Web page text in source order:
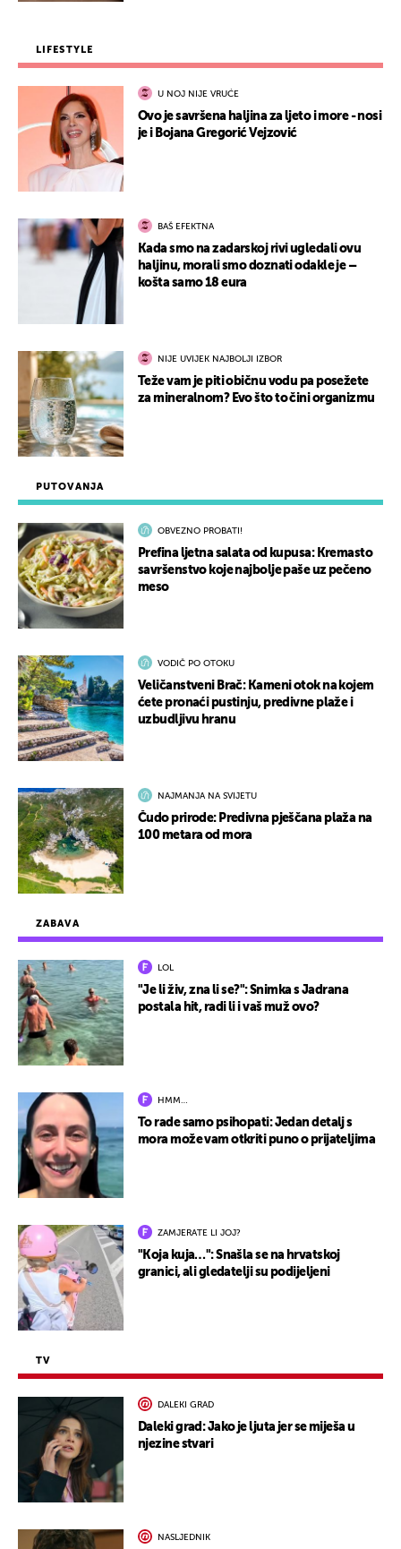
ZABAVA
LOL
"Je li živ, zna li se?": Snimka s Jadrana
postala hit, radi li i vaš muž ovo?
HMM…
To rade samo psihopati: Jedan detalj s
mora može vam otkriti puno o prijateljima
ZAMJERATE LI JOJ?
"Koja kuja…": Snašla se na hrvatskoj
granici, ali gledatelji su podijeljeni
TV
DALEKI GRAD
Daleki grad: Jako je ljuta jer se miješa u
njezine stvari
NASLJEDNIK
PUTOVANJA
OBVEZNO PROBATI!
Prefina ljetna salata od kupusa: Kremasto
savršenstvo koje najbolje paše uz pečeno
meso
VODIČ PO OTOKU
Veličanstveni Brač: Kameni otok na kojem
ćete pronaći pustinju, predivne plaže i
uzbudljivu hranu
NAJMANJA NA SVIJETU
Čudo prirode: Predivna pješčana plaža na
100 metara od mora
LIFESTYLE
U NOJ NIJE VRUĆE
Ovo je savršena haljina za ljeto i more - nosi
je i Bojana Gregorić Vejzović
BAŠ EFEKTNA
Kada smo na zadarskoj rivi ugledali ovu
haljinu, morali smo doznati odakle je –
košta samo 18 eura
NIJE UVIJEK NAJBOLJI IZBOR
Teže vam je piti običnu vodu pa posežete
za mineralnom? Evo što to čini organizmu